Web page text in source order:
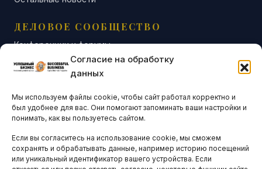
Согласие на обработку
данных
Мы используем файлы cookie, чтобы сайт работал корректно и
был удобнее для вас. Они помогают запоминать ваши настройки и
понимать, как вы пользуетесь сайтом.
Если вы согласитесь на использование cookie, мы сможем
сохранять и обрабатывать данные, например историю посещений
или уникальный идентификатор вашего устройства. Если
ДЕЛОВОЕ СООБЩЕСТВО
Конференции и форумы
Бизнес-клубы и ассоциации
Остальные новости
АНАЛИТИКА И СТАТИСТИКА
ARTICLES IN ENGLISH